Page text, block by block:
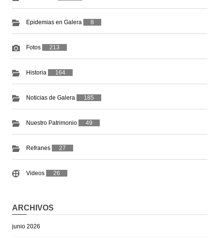
Epidemias en Galera 8
Fotos 213
Historia 164
Noticias de Galera 185
Nuestro Patrimonio 49
Refranes 27
Videos 26
ARCHIVOS
junio 2026